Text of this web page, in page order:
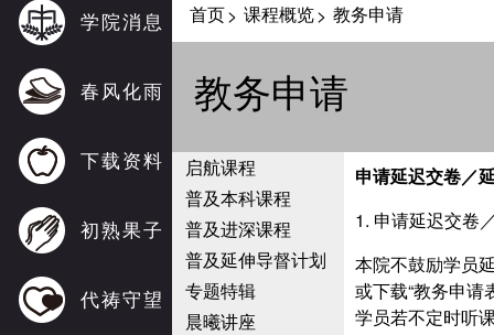
学院消息
春风化雨
下载资料
初熟果子
代祷守望
首页> 课程概览> 教务申请
教务申请
启航课程
普及本科课程
普及进深课程
普及延伸导督计划
专题特辑
晨曦讲座
申请延迟交卷／
1. 申请延迟交卷
本院不鼓励学员
或下载“教务申
学员若不定时听